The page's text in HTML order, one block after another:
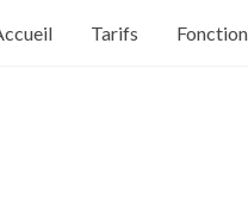
Tarifs